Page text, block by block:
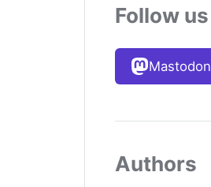
Follow us
Mastodon
Authors